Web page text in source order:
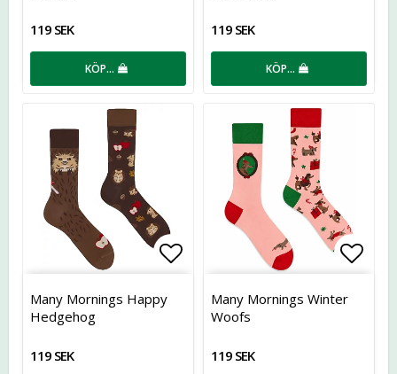
119 SEK
KÖP…
119 SEK
KÖP…
Lägg till i favoritlistan
Many Mornings Happy
Hedgehog
119 SEK
Many Mornings Winter
Woofs
119 SEK